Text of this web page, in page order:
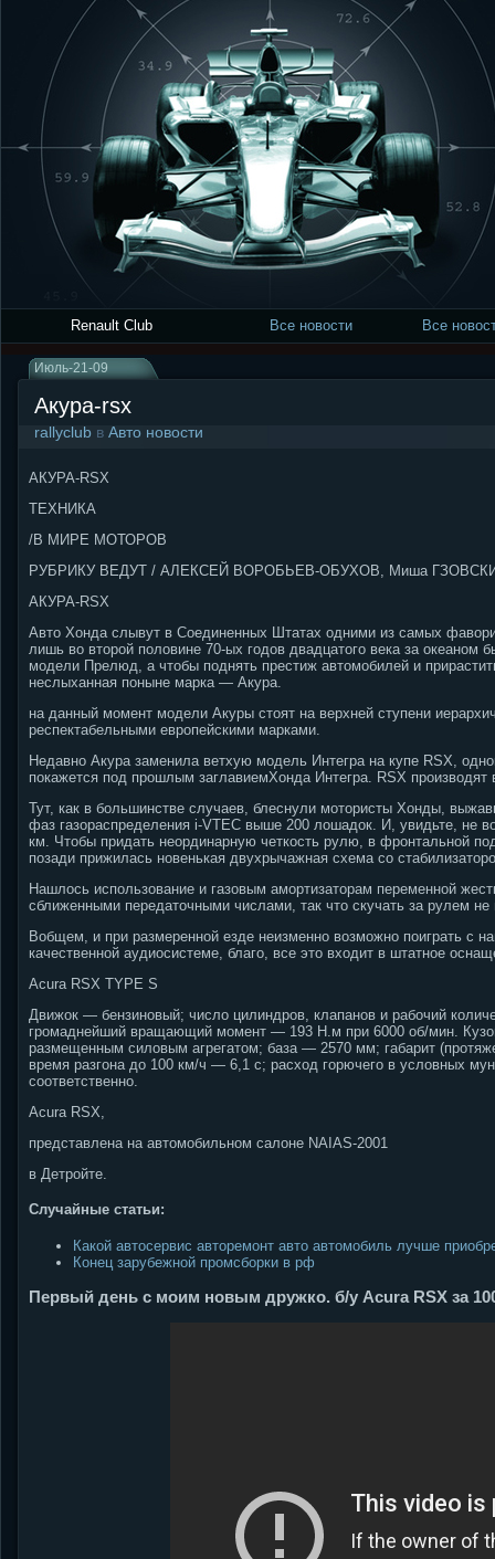
Renault Club Все новости Все
Июль-21-09
Акура-rsx
rallyclub в Авто новости
АКУРА-RSX
ТЕХНИКА
/В МИРЕ МОТОРОВ
РУБРИКУ ВЕДУТ / АЛЕКСЕЙ ВОРОБЬЕВ-ОБУХОВ, Миша
АКУРА-RSX
Авто Хонда слывут в Соединенных Штатах одними из самых
лишь во второй половине 70-ых годов двадцатого века за океаном
модели Прелюд, а чтобы поднять престиж автомобилей и
неслыханная поныне марка — Акура.
на данный момент модели Акуры стоят на верхней ступени
респектабельными европейскими марками.
Недавно Акура заменила ветхую модель Интегра на купе RSX,
покажется под прошлым заглавиемХонда Интегра. RSX
Тут, как в большинстве случаев, блеснули мотористы Хонды,
фаз газораспределения i-VTEC выше 200 лошадок. И, увидьте, не
км. Чтобы придать неординарную четкость рулю, в фронтальной
позади прижилась новенькая двухрычажная схема со
Нашлось использование и газовым амортизаторам переменной
сближенными передаточными числами, так что скучать за рулем не
Вобщем, и при размеренной езде неизменно возможно поиграть с
качественной аудиосистеме, благо, все это входит в штатное
Acura RSX TYPE S
Движок — бензиновый; число цилиндров, клапанов и рабочий
громаднейший вращающий момент — 193 Н.м при 6000 об/мин.
размещенным силовым агрегатом; база — 2570 мм; габарит
время разгона до 100 км/ч — 6,1 с; расход горючего в условных
соответственно.
Acura RSX,
представлена на автомобильном салоне NAIAS-2001
в Детройте.
Случайные статьи:
Какой автосервис авторемонт авто автомобиль лучше
Конец зарубежной промсборки в рф
Первый день с моим новым дружко. б/у Acura RSX за